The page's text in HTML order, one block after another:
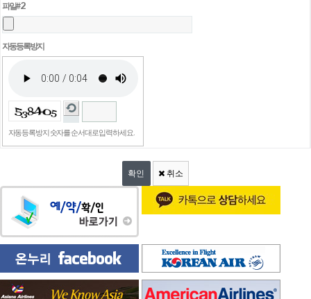
파일 #2
자동등록방지
자동등록방지 숫자를 순서대로 입력하세요.
취소